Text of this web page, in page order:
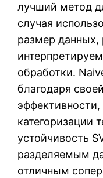
лучший метод
случая
размер данных,
обработки.
благодаря
категоризации
устойчивость
разделяемым
отличным